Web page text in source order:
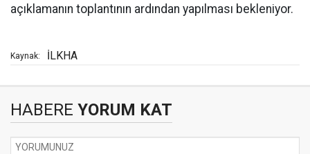
açıklamanın toplantının ardından yapılması bekleniyor.
Kaynak: İLKHA
HABERE YORUM KAT